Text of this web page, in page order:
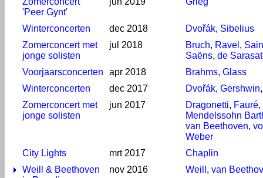
'Peer Gynt'
Winterconcerten dec 2018 Dvořák, Sibelius
Zomerconcert met
jonge solisten
jul 2018 Bruch, Ravel ,
Saëns, de
Voorjaarsconcerten
apr 2018 Brahms, Glass
Winterconcerten
dec 2017 Dvořák, Gershwin
Zomerconcert met
jonge solisten
jun 2017 Dragonetti, Fauré,
Mendelssohn
van Beethoven,
Weber
City Lights
mrt 2017
Chaplin
Weill & Beethoven
nov 2016 Weill , van